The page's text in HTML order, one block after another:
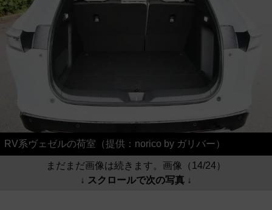
RV系ヴェゼルの荷室（提供：norico by ガリバー）
まだまだ画像は続きます。画像（14/24）
↓ スクロールで次の写真 ↓